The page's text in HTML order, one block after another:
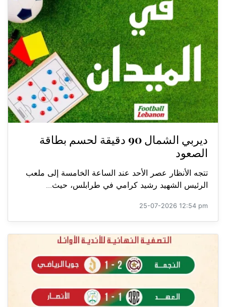
ديربي الشمال 90 دقيقة لحسم بطاقة
الصعود
تتجه الأنظار عصر الأحد عند الساعة الخامسة إلى ملعب
الرئيس الشهيد رشيد كرامي في طرابلس، حيث...
25-07-2026 12:54 pm